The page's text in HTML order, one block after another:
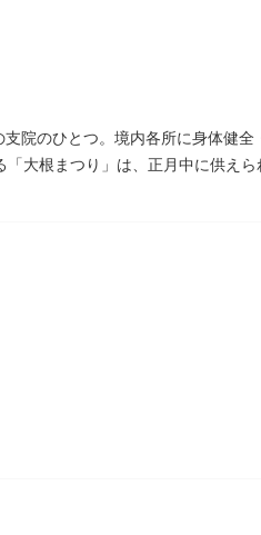
舗がおすすめ商品や掘り出しもの
院のひとつ。境内各所に身体健全
大根まつり」は、正月中に供えら
高の祈祷法。心願成就の力があ
知られ、毘沙門天が祀られています